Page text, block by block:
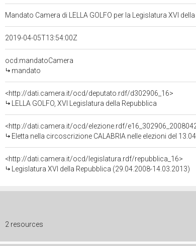
Mandato Camera di LELLA GOLFO per la Legislatura XVI
2019-04-05T13:54:00Z
ocd:mandatoCamera
mandato
<http://dati.camera.it/ocd/deputato.rdf/d302906_16>
LELLA GOLFO, XVI Legislatura della Repubblica
<http://dati.camera.it/ocd/elezione.rdf/
Eletta nella circoscrizione CALABRIA nelle elezioni del
<http://dati.camera.it/ocd/legislatura.rdf/repubblica_16>
Legislatura XVI della Repubblica (29.04.2008-14.03.2013)
2 resources